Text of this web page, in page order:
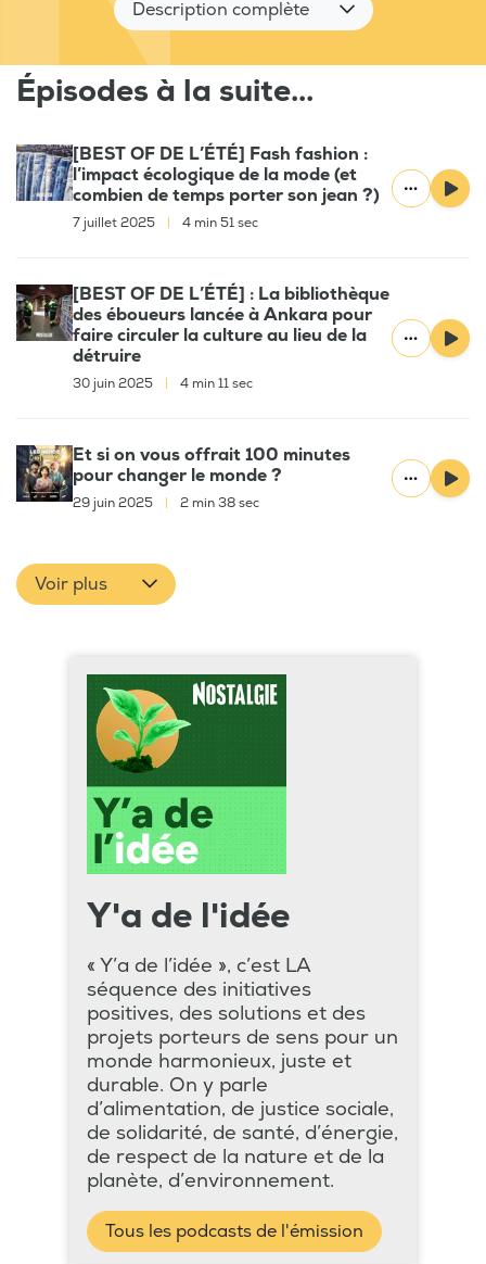
Description complète
Épisodes à la suite...
[BEST OF DE L’ÉTÉ] Fash fashion :
l’impact écologique de la mode (et
combien de temps porter son jean ?)
7 juillet 2025 4 min 51 sec
[BEST OF DE L’ÉTÉ] : La bibliothèque
des éboueurs lancée à Ankara pour
faire circuler la culture au lieu de la
détruire
30 juin 2025 4 min 11 sec
Et si on vous offrait 100 minutes
pour changer le monde ?
29 juin 2025 2 min 38 sec
Voir plus
Y'a de l'idée
« Y’a de l’idée », c’est LA
séquence des initiatives
positives, des solutions et des
projets porteurs de sens pour un
monde harmonieux, juste et
durable. On y parle
d’alimentation, de justice sociale,
de solidarité, de santé, d’énergie,
de respect de la nature et de la
planète, d’environnement.
Tous les podcasts de l'émission